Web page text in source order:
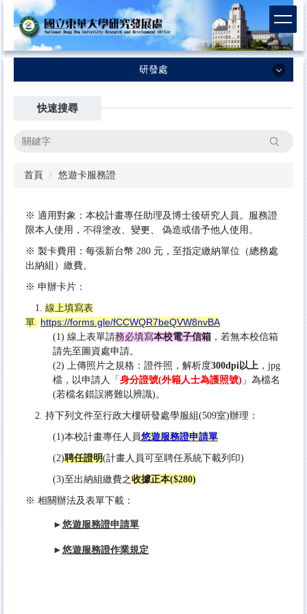
跳
到
要
容
研發處
計畫徵求資訊
國科會-計畫專區
國科會補助科技人員國外短期研究
校務評鑑／系所評鑑
教師人才資料庫
一般查詢
推廣教育
獎助生團體保險專區
悠遊卡服務證
計畫人員專區
國內產官學研MOU締約單位
產學合作專區
實習機構查詢系統
快速搜尋
搜尋
首頁 悠遊卡服務證
※ 適用對象：本校計畫專任助理及博士後研究人員。服務證
限本人使用，不得塗改、變更、 偽造或借予他人使用。
※ 製卡費用：每張新台幣 280 元，至指定繳納單位（總務處
出納組）繳費。
※ 申辦卡片：
1. 線上填寫表
單 https://forms.gle/fCCWQR7beQVW8nvBA
(1) 線上表單請務必填寫本校電子信箱 ，若無本校信箱
請先至圖資處申請。
(2) 上傳照片之規格：證件照，解析度300dpi以上 ， jpg
檔，以申請人「 身分證號(外籍人士為護照號) 」為檔名
(若檔名錯誤將難以辨識)。
2. 持下列文件至行政大樓研發處學服組(509室)辦理：
(1)本校計畫專任人員悠遊服務證申請單
(2)聘任證明(計畫人員可至聘任系統下載列印)
(3)至出納組繳費之收據正本($280)
※ 相關辦法及表單下載：
► 悠遊服務證申請單
► 悠遊服務證作業規定